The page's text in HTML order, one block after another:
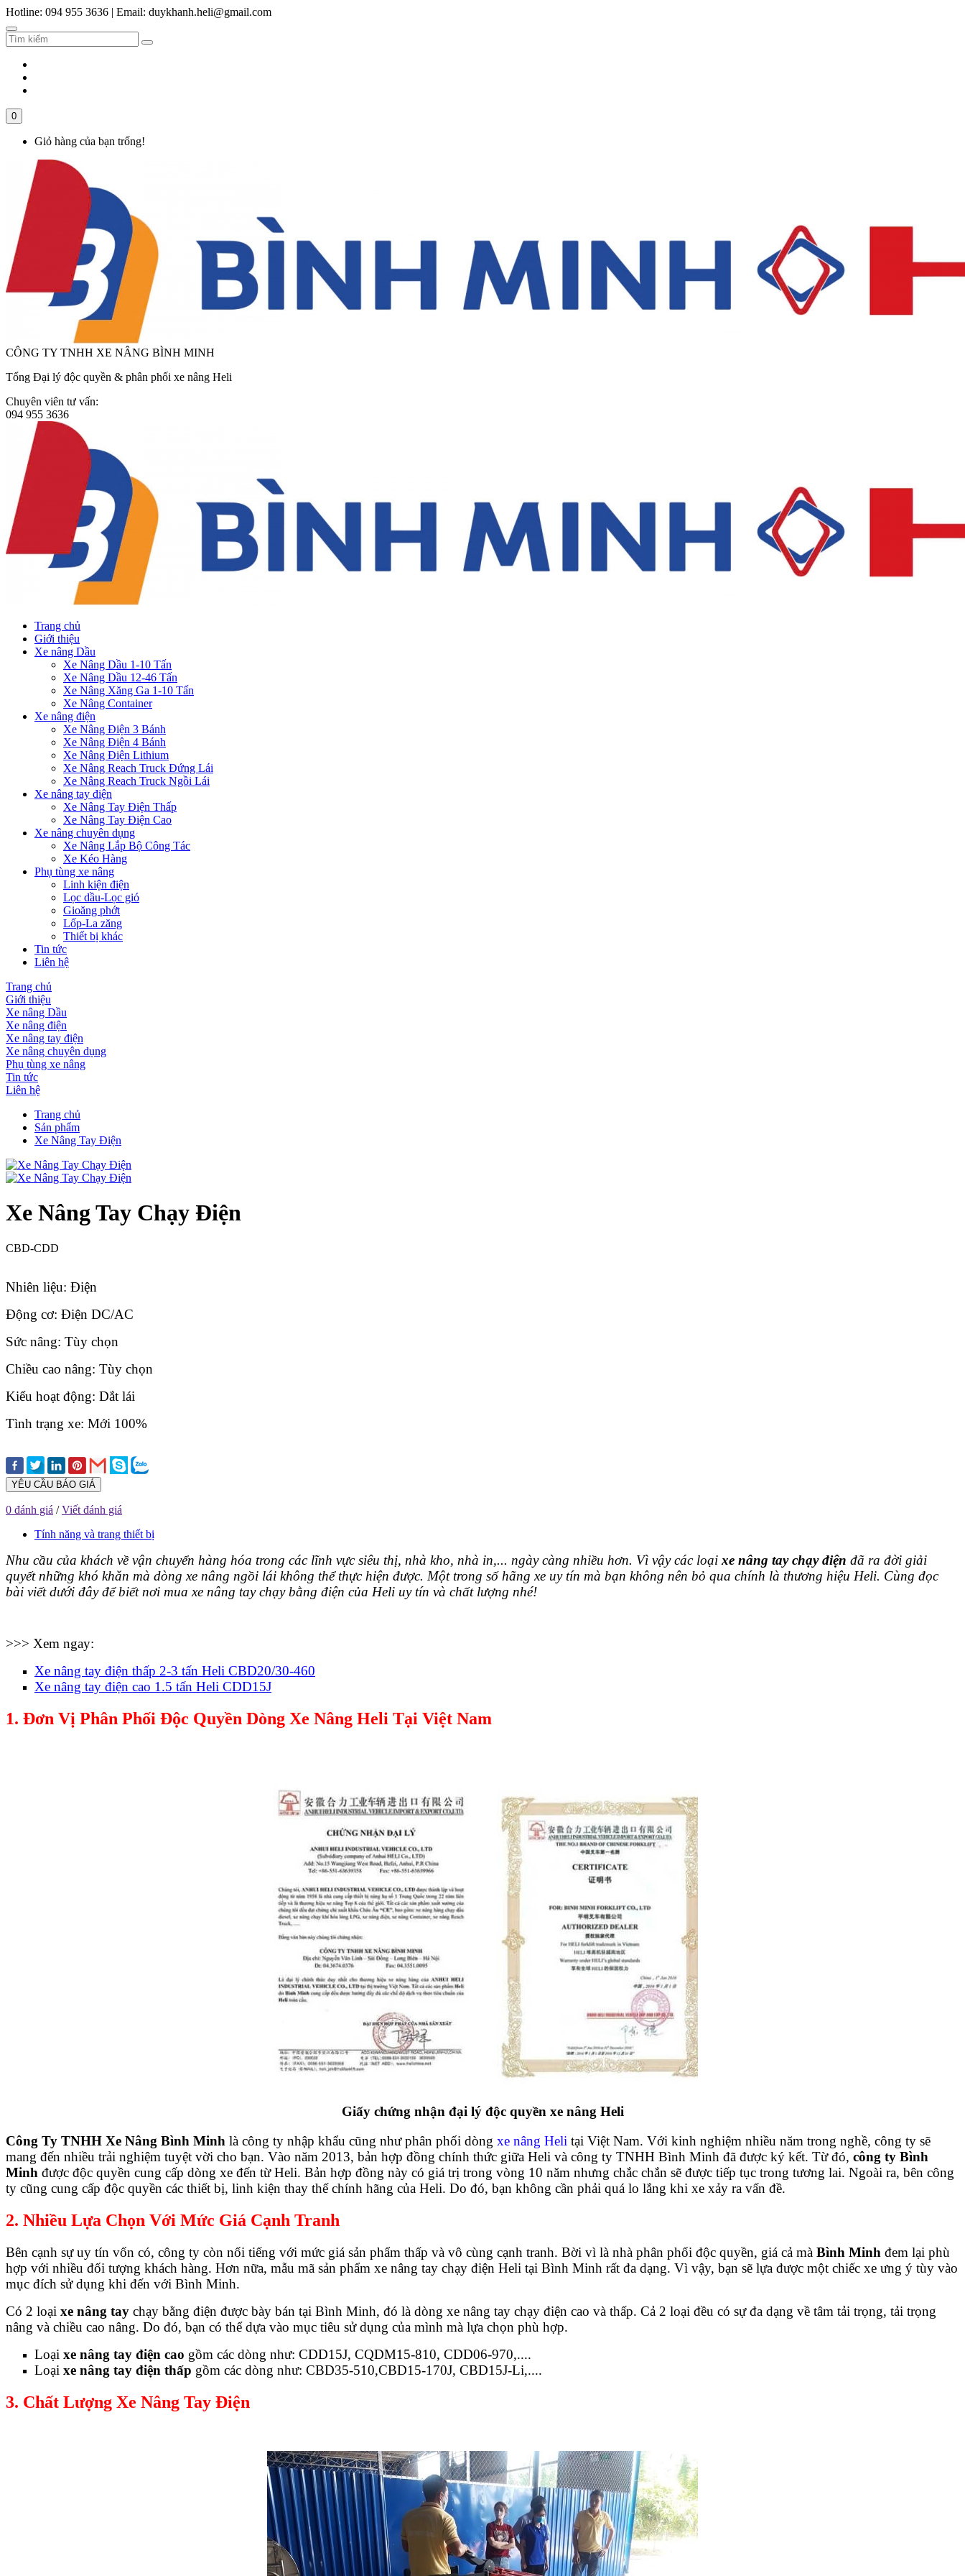
Hotline: 094 955 3636 | Email: duykhanh.heli@gmail.com
0
Giỏ hàng của bạn trống!
CÔNG TY TNHH XE NÂNG BÌNH MINH
Tổng Đại lý độc quyền & phân phối xe nâng Heli
Chuyên viên tư vấn:
094 955 3636
Trang chủ
Giới thiệu
Xe nâng Dầu
Xe Nâng Dầu 1-10 Tấn
Xe Nâng Dầu 12-46 Tấn
Xe Nâng Xăng Ga 1-10 Tấn
Xe Nâng Container
Xe nâng điện
Xe Nâng Điện 3 Bánh
Xe Nâng Điện 4 Bánh
Xe Nâng Điện Lithium
Xe Nâng Reach Truck Đứng Lái
Xe Nâng Reach Truck Ngồi Lái
Xe nâng tay điện
Xe Nâng Tay Điện Thấp
Xe Nâng Tay Điện Cao
Xe nâng chuyên dụng
Xe Nâng Lắp Bộ Công Tác
Xe Kéo Hàng
Phụ tùng xe nâng
Linh kiện điện
Lọc dầu-Lọc gió
Gioăng phớt
Lốp-La zăng
Thiết bị khác
Tin tức
Liên hệ
Trang chủ
Giới thiệu
Xe nâng Dầu
Xe nâng điện
Xe nâng tay điện
Xe nâng chuyên dụng
Phụ tùng xe nâng
Tin tức
Liên hệ
Trang chủ
Sản phẩm
Xe Nâng Tay Điện
Xe Nâng Tay Chạy Điện
CBD-CDD
Nhiên liệu: Điện
Động cơ: Điện DC/AC
Sức nâng: Tùy chọn
Chiều cao nâng: Tùy chọn
Kiểu hoạt động: Dắt lái
Tình trạng xe: Mới 100%
YÊU CẦU BÁO GIÁ
0 đánh giá /Viết đánh giá
Tính năng và trang thiết bị
Nhu cầu của khách về vận chuyển hàng hóa trong các lĩnh vực siêu thị, nhà kho, nhà in,... ngày càng nhiều hơn. Vì vậy các loại xe nâng tay chạy điện đã ra đời giải
quyết những khó khăn mà dòng xe nâng ngồi lái không thể thực hiện được. Một trong số hãng xe uy tín mà bạn không nên bỏ qua chính là thương hiệu Heli. Cùng đọc
bài viết dưới đây để biết nơi mua xe nâng tay chạy bằng điện của Heli uy tín và chất lượng nhé!
>>> Xem ngay:
Xe nâng tay điện thấp 2-3 tấn Heli CBD20/30-460
Xe nâng tay điện cao 1.5 tấn Heli CDD15J
1. Đơn Vị Phân Phối Độc Quyền Dòng Xe Nâng Heli Tại Việt Nam
Giấy chứng nhận đại lý độc quyền xe nâng Heli
Công Ty TNHH Xe Nâng Bình Minh là công ty nhập khẩu cũng như phân phối dòng xe nâng Heli tại Việt Nam. Với kinh nghiệm nhiều năm trong nghề, công ty sẽ
mang đến nhiều trải nghiệm tuyệt vời cho bạn. Vào năm 2013, bản hợp đồng chính thức giữa Heli và công ty TNHH Bình Minh đã được ký kết. Từ đó, công ty Bình
Minh được độc quyền cung cấp dòng xe đến từ Heli. Bản hợp đồng này có giá trị trong vòng 10 năm nhưng chắc chắn sẽ được tiếp tục trong tương lai. Ngoài ra, bên công
ty cũng cung cấp độc quyền các thiết bị, linh kiện thay thế chính hãng của Heli. Do đó, bạn không cần phải quá lo lắng khi xe xảy ra vấn đề.
2. Nhiều Lựa Chọn Với Mức Giá Cạnh Tranh
Bên cạnh sự uy tín vốn có, công ty còn nổi tiếng với mức giá sản phẩm thấp và vô cùng cạnh tranh. Bời vì là nhà phân phối độc quyền, giá cả mà Bình Minh đem lại phù
hợp với nhiều đối tượng khách hàng. Hơn nữa, mẫu mã sản phẩm xe nâng tay chạy điện Heli tại Bình Minh rất đa dạng. Vì vậy, bạn sẽ lựa được một chiếc xe ưng ý tùy vào
mục đích sử dụng khi đến với Bình Minh.
Có 2 loại xe nâng tay chạy bằng điện được bày bán tại Bình Minh, đó là dòng xe nâng tay chạy điện cao và thấp. Cả 2 loại đều có sự đa dạng về tâm tải trọng, tải trọng
nâng và chiều cao nâng. Do đó, bạn có thể dựa vào mục tiêu sử dụng của mình mà lựa chọn phù hợp.
Loại xe nâng tay điện cao gồm các dòng như: CDD15J, CQDM15-810, CDD06-970,....
Loại xe nâng tay điện thấp gồm các dòng như: CBD35-510,CBD15-170J, CBD15J-Li,....
3. Chất Lượng Xe Nâng Tay Điện